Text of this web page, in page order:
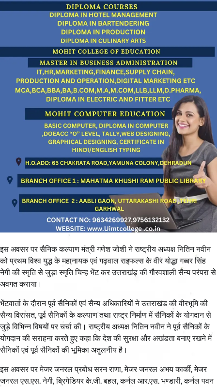
इस अवसर पर सैनिक कल्याण मंत्री गणेश जोशी ने राष्ट्रीय अध्यक्ष नितिन नवीन
को प्रथम विश्व युद्ध के महानायक एवं गढ़वाल राइफल्स के वीर योद्धा गब्बर सिंह
नेगी की स्मृति से जुड़ा स्मृति चिन्ह भेंट कर उत्तराखंड की गौरवशाली सैन्य परंपरा से
अवगत कराया।
भेंटवार्ता के दौरान पूर्व सैनिकों एवं सैन्य अधिकारियों ने उत्तराखंड की वीरभूमि की
सैन्य विरासत, पूर्व सैनिकों के कल्याण तथा राष्ट्र निर्माण में सैनिकों के योगदान से
जुड़े विभिन्न विषयों पर चर्चा की। राष्ट्रीय अध्यक्ष नितिन नवीन ने पूर्व सैनिकों के
योगदान की सराहना करते हुए कहा कि देश की सुरक्षा और अखंडता बनाए रखने में
सैनिकों एवं पूर्व सैनिकों की भूमिका अतुलनीय है।
इस अवसर पर मेजर जनरल प्रबोध सरन राणा, मेजर जनरल अभय कार्की, मेजर
जनरल एस.एस. नेगी, ब्रिगेडियर के.जी. बहल, कर्नल आर.एस. भण्डारी, कर्नल पवन